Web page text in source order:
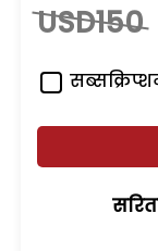
USD150